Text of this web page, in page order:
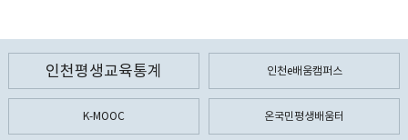
인천평생교육통계 인천e배움캠퍼스
K-MOOC 온국민평생배움터